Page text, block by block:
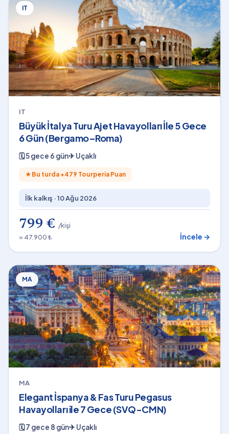
IT
IT
Büyük İtalya Turu Ajet Havayolları İle 5 Gece
6 Gün (Bergamo–Roma)
🗓5 gece 6 gün✈Uçaklı
★ Bu turda +479 Tourperia Puan
İlk kalkış ·10 Ağu 2026
799 € /kişi
≈ 47.900 ₺
İncele →
MA
MA
Elegant İspanya & Fas Turu Pegasus
Havayolları ile 7 Gece (SVQ-CMN)
🗓7 gece 8 gün✈Uçaklı